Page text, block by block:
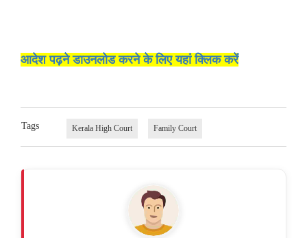
आदेश पढ़ने डाउनलोड करने के ‌लिए यहां क्लिक करें
Tags Kerala High Court Family Court